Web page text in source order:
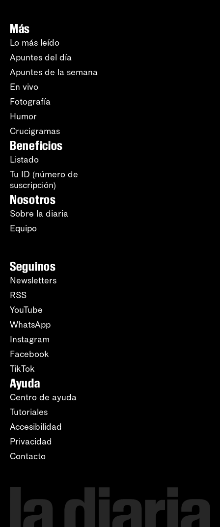
Más
Lo más leído
Apuntes del día
Apuntes de la semana
En vivo
Fotografía
Humor
Crucigramas
Beneficios
Listado
Tu ID (número de
suscripción)
Nosotros
Sobre la diaria
Equipo
Seguinos
Newsletters
RSS
YouTube
WhatsApp
Instagram
Facebook
TikTok
Ayuda
Centro de ayuda
Tutoriales
Accesibilidad
Privacidad
Contacto